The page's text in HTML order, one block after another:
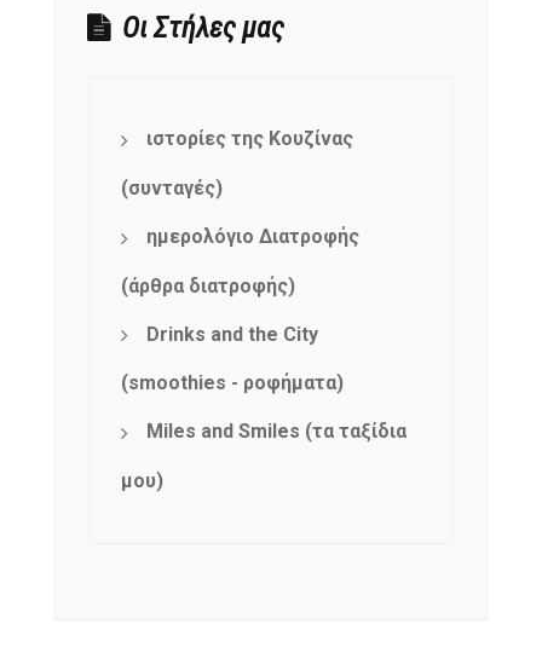
Οι Στήλες μας
ιστορίες της Κουζίνας
(συνταγές)
ημερολόγιο Διατροφής
(άρθρα διατροφής)
Drinks and the City
(smoothies - ροφήματα)
Miles and Smiles (τα ταξίδια
μου)